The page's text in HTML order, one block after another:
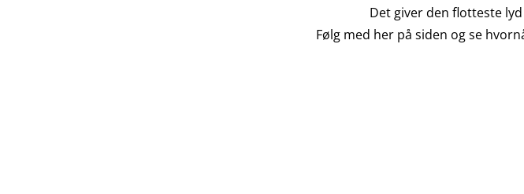
Det giver den flotteste
Følg med her på siden og se